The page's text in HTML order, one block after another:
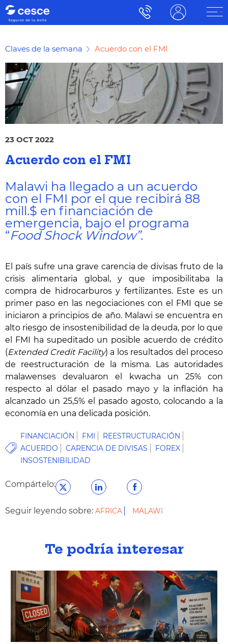
Claves de la semana Acuerdo con el FMI
23 OCT 2022
Acuerdo con el FMI
Malawi ha llegado a un acuerdo
con el FMI por el que recibirá 88
mill.$ en financiación de
emergencia, bajo el programa
“Food Shock Window”.
El país sufre una grave carencia de divisas fruto de la
crisis alimentaria global, y que imposibilitaba la
compra de hidrocarburos y fertilizantes. Este es un
primer paso en las negociaciones con el FMI que se
iniciaron a principios de año. Malawi se encuentra en
alto riesgo de insostenibilidad de la deuda, por lo que
el FMI ha supeditado un posible acuerdo de crédito
(Extended Credit Facility) a los resultados del proceso
de reestructuración de la misma. Las autoridades
malawenses devaluaron el kwacha un 25% con
respecto al dólar el pasado mayo y la inflación ha
alcanzado un 25,5% el pasado agosto, colocando a la
economía en una delicada posición.
FINANCIACIÓN FMI
REESTRUCTURACIÓN
ACUERDO
CARENCIA DE DIVISAS
FOREX
INSOSTENIBILIDAD
Compártelo:
Seguir leyendo sobre: AFRICA MALAWI
Te podría interesar